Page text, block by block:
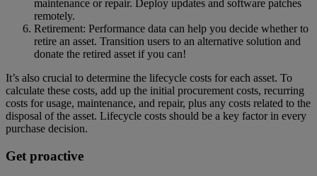
maintenance or repair. Deploy updates and software patches
remotely.
Retirement: Performance data can help you decide whether to
retire an asset. Transition users to an alternative solution and
donate the retired asset if you can!
It’s also crucial to determine the lifecycle costs for each asset. To
calculate these costs, add up the initial procurement costs, recurring
costs for usage, maintenance, and repair, plus any costs related to the
disposal of the asset. Lifecycle costs should be a key factor in every
purchase decision.
Get proactive